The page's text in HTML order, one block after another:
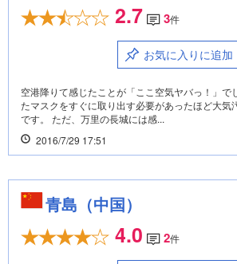
2.7 3件
お気に入りに追加
空港降りて感じたことが「ここ空気ヤバっ！」で
たマスクをすぐに取り出す必要があったほど大気
です。 ただ、万里の長城には感...
2016/7/29 17:51
青島（中国）
4.0 2件